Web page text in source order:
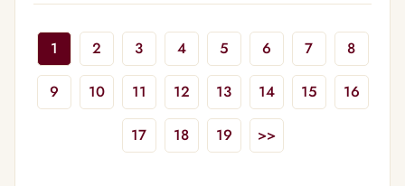
1 2 3 4 5 6 7 8
9 10 11 12 13 14 15 16
17 18 19 >>